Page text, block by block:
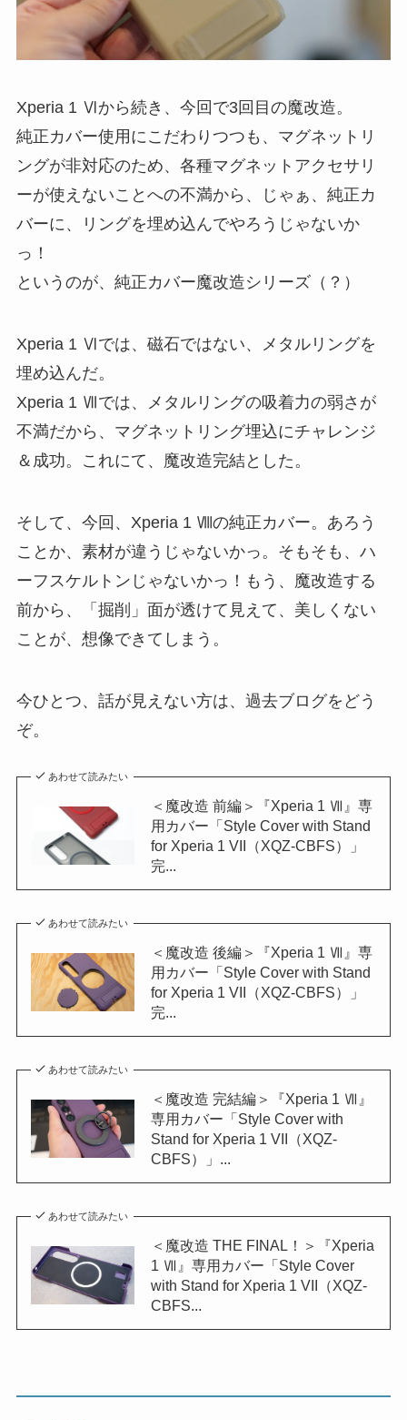
Xperia 1 Ⅵから続き、今回で3回目の魔改造。
純正カバー使用にこだわりつつも、マグネットリ
ングが非対応のため、各種マグネットアクセサリ
ーが使えないことへの不満から、じゃぁ、純正カ
バーに、リングを埋め込んでやろうじゃないか
っ！
というのが、純正カバー魔改造シリーズ（？）
Xperia 1 Ⅵでは、磁石ではない、メタルリングを
埋め込んだ。
Xperia 1 Ⅶでは、メタルリングの吸着力の弱さが
不満だから、マグネットリング埋込にチャレンジ
＆成功。これにて、魔改造完結とした。
そして、今回、Xperia 1 Ⅷの純正カバー。あろう
ことか、素材が違うじゃないかっ。そもそも、ハ
ーフスケルトンじゃないかっ！もう、魔改造する
前から、「掘削」面が透けて見えて、美しくない
ことが、想像できてしまう。
今ひとつ、話が見えない方は、過去ブログをどう
ぞ。
あわせて読みたい
＜魔改造 前編＞『Xperia 1 Ⅶ』専
用カバー「Style Cover with Stand
for Xperia 1 VII（XQZ-CBFS）」
完...
あわせて読みたい
＜魔改造 後編＞『Xperia 1 Ⅶ』専
用カバー「Style Cover with Stand
for Xperia 1 VII（XQZ-CBFS）」
完...
あわせて読みたい
＜魔改造 完結編＞『Xperia 1 Ⅶ』
専用カバー「Style Cover with
Stand for Xperia 1 VII（XQZ-
CBFS）」...
あわせて読みたい
＜魔改造 THE FINAL！＞『Xperia
1 Ⅶ』専用カバー「Style Cover
with Stand for Xperia 1 VII（XQZ-
CBFS...